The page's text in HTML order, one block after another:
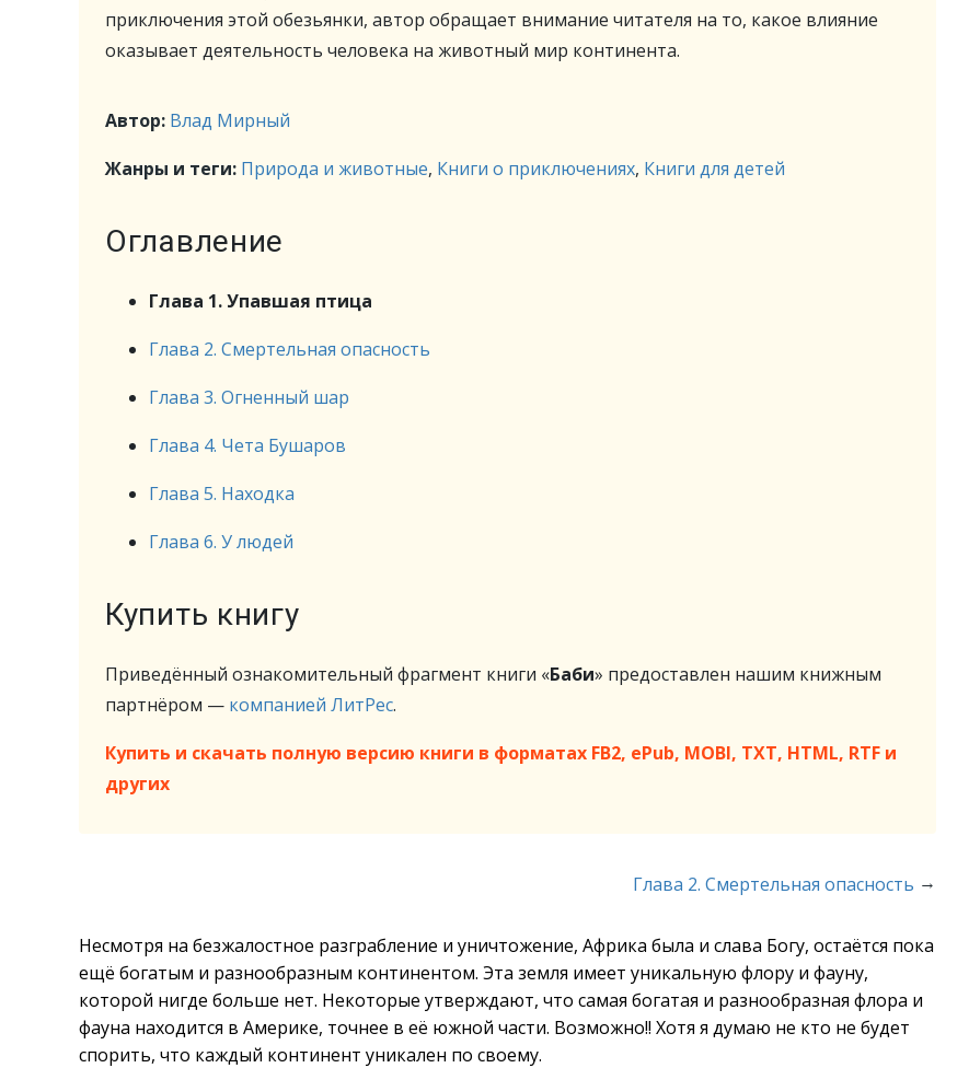
приключения этой обезьянки, автор обращает внимание читателя на то, какое влияние
оказывает деятельность человека на животный мир континента.
Автор: Влад Мирный
Жанры и теги: Природа и животные, Книги о приключениях, Книги для детей
Оглавление
Глава 1. Упавшая птица
Глава 2. Смертельная опасность
Глава 3. Огненный шар
Глава 4. Чета Бушаров
Глава 5. Находка
Глава 6. У людей
Купить книгу
Приведённый ознакомительный фрагмент книги «Баби» предоставлен нашим книжным
партнёром — компанией ЛитРес.
Купить и скачать полную версию книги в форматах FB2, ePub, MOBI, TXT, HTML, RTF и
других
Глава 2. Смертельная опасность →
Несмотря на безжалостное разграбление и уничтожение, Африка была и слава Богу, остаётся пока
ещё богатым и разнообразным континентом. Эта земля имеет уникальную флору и фауну,
которой нигде больше нет. Некоторые утверждают, что самая богатая и разнообразная флора и
фауна находится в Америке, точнее в её южной части. Возможно!! Хотя я думаю не кто не будет
спорить, что каждый континент уникален по своему.